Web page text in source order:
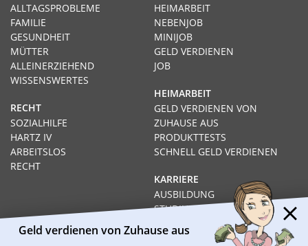
HEIMARBEIT
NEBENJOB
MINIJOB
GELD VERDIENEN
JOB
HEIMARBEIT
GELD VERDIENEN VON
ZUHAUSE AUS
PRODUKTTESTS
SCHNELL GELD VERDIENEN
KARRIERE
AUSBILDUNG
STUDIUM
FERNSTUDIUM
GEHÄLTER
ALLTAGSPROBLEME
FAMILIE
GESUNDHEIT
MÜTTER
ALLEINERZIEHEND
WISSENSWERTES
RECHT
SOZIALHILFE
HARTZ IV
ARBEITSLOS
RECHT
Geld verdienen von Zuhause aus